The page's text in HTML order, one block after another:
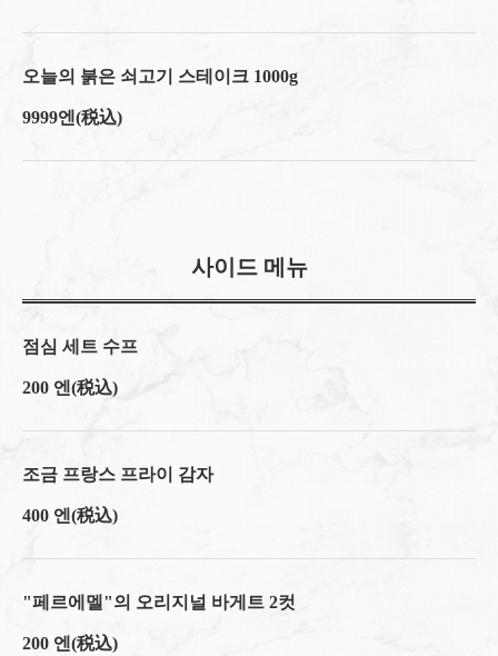
오늘의 붉은 쇠고기 스테이크 1000g
9999엔 (税込)
사이드 메뉴
점심 세트 수프
200 엔 (税込)
조금 프랑스 프라이 감자
400 엔 (税込)
"페르에멜"의 오리지널 바게트 2컷
200 엔 (税込)